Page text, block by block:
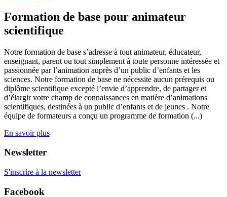
Formation de base pour animateur
scientifique
Notre formation de base s’adresse à tout animateur, éducateur,
enseignant, parent ou tout simplement à toute personne intéressée et
passionnée par l’animation auprès d’un public d’enfants et les
sciences. Notre formation de base ne nécessite aucun prérequis ou
diplôme scientifique excepté l’envie d’apprendre, de partager et
d’élargir votre champ de connaissances en matière d’animations
scientifiques, destinées à un public d’enfants et de jeunes . Notre
équipe de formateurs a conçu un programme de formation (...)
En savoir plus
Newsletter
S'inscrire à la newsletter
Facebook